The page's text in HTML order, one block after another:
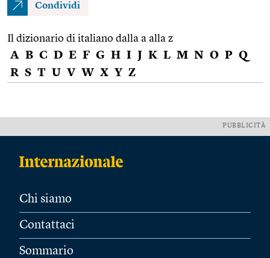
Condividi
Il dizionario di italiano dalla a alla z
A B C D E F G H I J K L M N O P Q
R S T U V W X Y Z
PUBBLICITÀ
Chi siamo
Contattaci
Sommario